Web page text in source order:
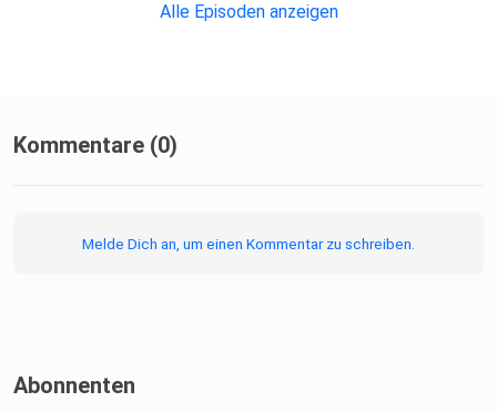
Alle Episoden anzeigen
Kommentare (0)
Melde Dich an, um einen Kommentar zu schreiben.
Abonnenten